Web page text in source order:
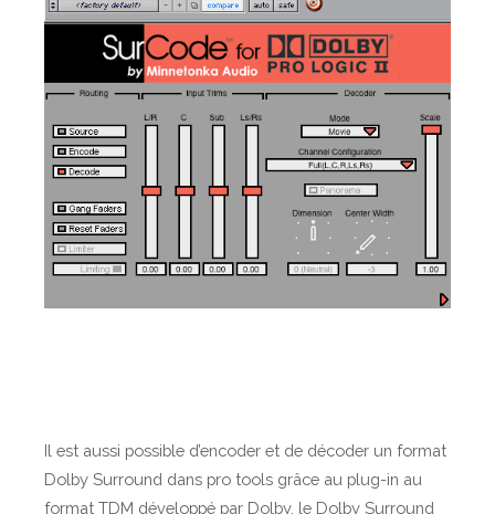
Il est aussi possible d’encoder et de décoder un format
Dolby Surround dans pro tools grâce au plug-in au
format TDM développé par Dolby, le Dolby Surround